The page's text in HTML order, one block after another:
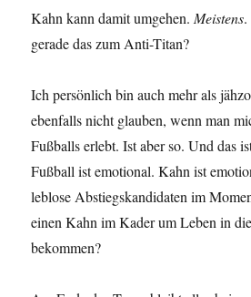
Kahn kann damit umgehen.Meistens
gerade das zum Anti-Titan?
Ich persönlich bin auch mehr als
ebenfalls nicht glauben, wenn man
Fußballs erlebt. Ist aber so. Und das
Fußball ist emotional. Kahn ist
leblose Abstiegskandidaten im
einen Kahn im Kader um Leben in
bekommen?